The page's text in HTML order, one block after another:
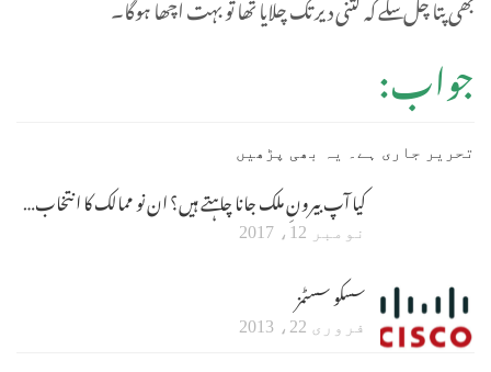
جواب:
تحریر جاری ہے۔ یہ بھی پڑھیں
کیا آپ بیرونِ ملک جانا چاہتے ہیں؟ ان نو ممالک کا انتخاب…
نومبر 12، 2017
سسکو سسٹمز
فروری 22، 2013